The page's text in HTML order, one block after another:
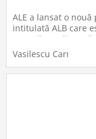
ALE a lansat o nouă
intitulată ALB care
gata să te vrăjească.
Mesajul piesei este
trist, dar cu siguranță
multe persoane se
Vasilescu Carmen